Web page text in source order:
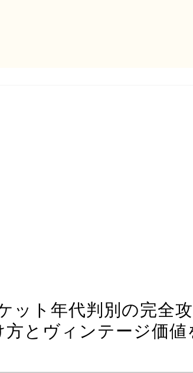
ット年代判別の完全
とヴィンテージ価値